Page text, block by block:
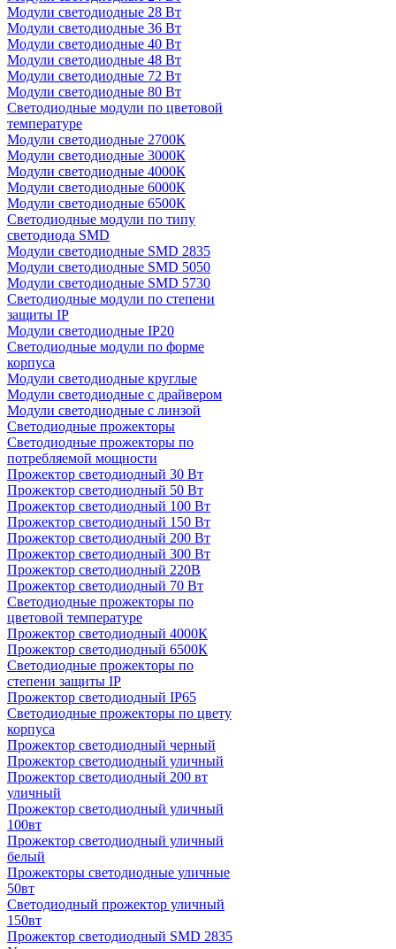
Модули светодиодные 28 Вт
Модули светодиодные 36 Вт
Модули светодиодные 40 Вт
Модули светодиодные 48 Вт
Модули светодиодные 72 Вт
Модули светодиодные 80 Вт
Светодиодные модули по цветовой
температуре
Модули светодиодные 2700К
Модули светодиодные 3000К
Модули светодиодные 4000К
Модули светодиодные 6000К
Модули светодиодные 6500К
Светодиодные модули по типу
светодиода SMD
Модули светодиодные SMD 2835
Модули светодиодные SMD 5050
Модули светодиодные SMD 5730
Светодиодные модули по степени
защиты IP
Модули светодиодные IP20
Светодиодные модули по форме
корпуса
Модули светодиодные круглые
Модули светодиодные с драйвером
Модули светодиодные с линзой
Светодиодные прожекторы
Светодиодные прожекторы по
потребляемой мощности
Прожектор светодиодный 30 Вт
Прожектор светодиодный 50 Вт
Прожектор светодиодный 100 Вт
Прожектор светодиодный 150 Вт
Прожектор светодиодный 200 Вт
Прожектор светодиодный 300 Вт
Прожектор светодиодный 220В
Прожектор светодиодный 70 Вт
Светодиодные прожекторы по
цветовой температуре
Прожектор светодиодный 4000К
Прожектор светодиодный 6500К
Светодиодные прожекторы по
степени защиты IP
Прожектор светодиодный IP65
Светодиодные прожекторы по цвету
корпуса
Прожектор светодиодный черный
Прожектор светодиодный уличный
Прожектор светодиодный 200 вт
уличный
Прожектор светодиодный уличный
100вт
Прожектор светодиодный уличный
белый
Прожекторы светодиодные уличные
50вт
Светодиодный прожектор уличный
150вт
Прожектор светодиодный SMD 2835